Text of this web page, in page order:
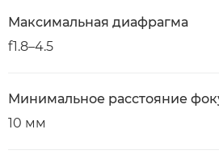
Максимальная диафрагма
f1.8–4.5
Минимальное расстояние
10 мм